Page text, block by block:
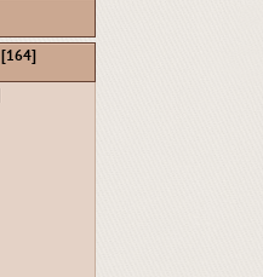
[164]